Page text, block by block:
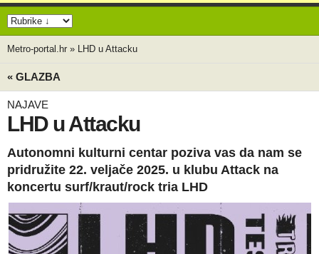
Metro-portal.hr » LHD u Attacku
« GLAZBA
NAJAVE
LHD u Attacku
Autonomni kulturni centar poziva vas da nam se
pridružite 22. veljače 2025. u klubu Attack na
koncertu surf/kraut/rock tria LHD